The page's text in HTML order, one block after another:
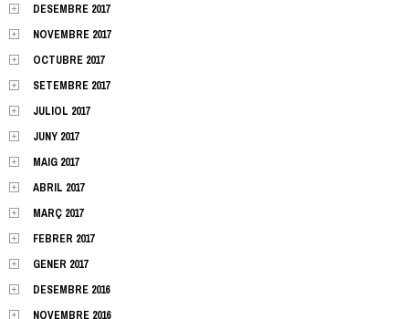
DESEMBRE 2017
NOVEMBRE 2017
OCTUBRE 2017
SETEMBRE 2017
JULIOL 2017
JUNY 2017
MAIG 2017
ABRIL 2017
MARÇ 2017
FEBRER 2017
GENER 2017
DESEMBRE 2016
NOVEMBRE 2016